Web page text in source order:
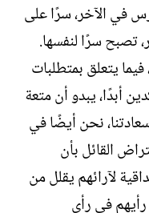
في الآخر، سرًا على
تصبح سرًا لنفسها.
يتعلق بمتطلبات
أبدًا، يبدو أن متعة
نحن أيضًا في
القائل بأن
لآرائهم يقلل من
رأيهم في رأي